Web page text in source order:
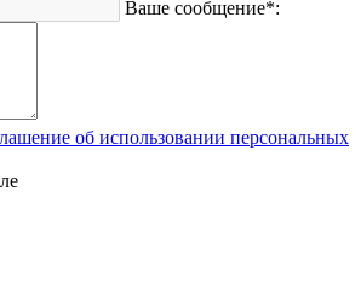
Ваше сообщение*:
об использовании персональных